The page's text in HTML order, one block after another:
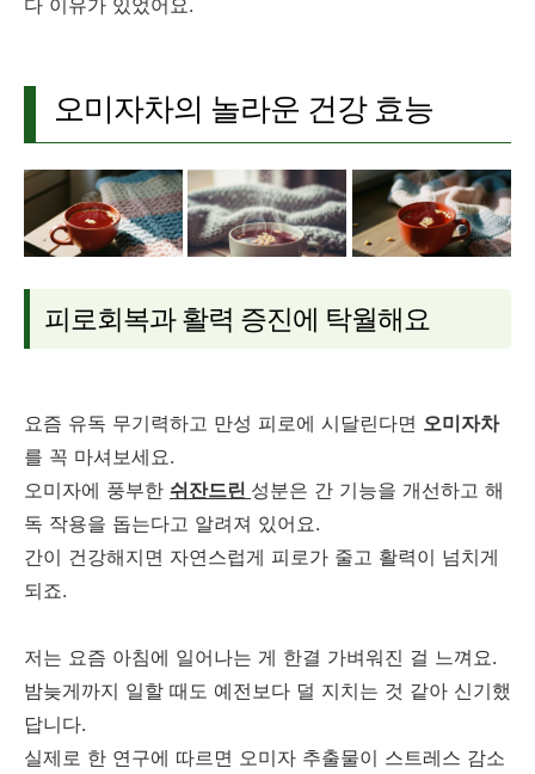
다 이유가 있었어요.
오미자차의 놀라운 건강 효능
피로회복과 활력 증진에 탁월해요
요즘 유독 무기력하고 만성 피로에 시달린다면 오미자차
를 꼭 마셔보세요.
오미자에 풍부한 쉬잔드린 성분은 간 기능을 개선하고 해
독 작용을 돕는다고 알려져 있어요.
간이 건강해지면 자연스럽게 피로가 줄고 활력이 넘치게
되죠.
저는 요즘 아침에 일어나는 게 한결 가벼워진 걸 느껴요.
밤늦게까지 일할 때도 예전보다 덜 지치는 것 같아 신기했
답니다.
실제로 한 연구에 따르면 오미자 추출물이 스트레스 감소